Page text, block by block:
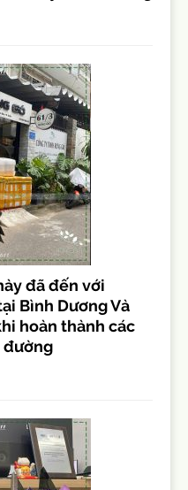
đã đến với
Bình Dương Và
hoàn thành các
đường